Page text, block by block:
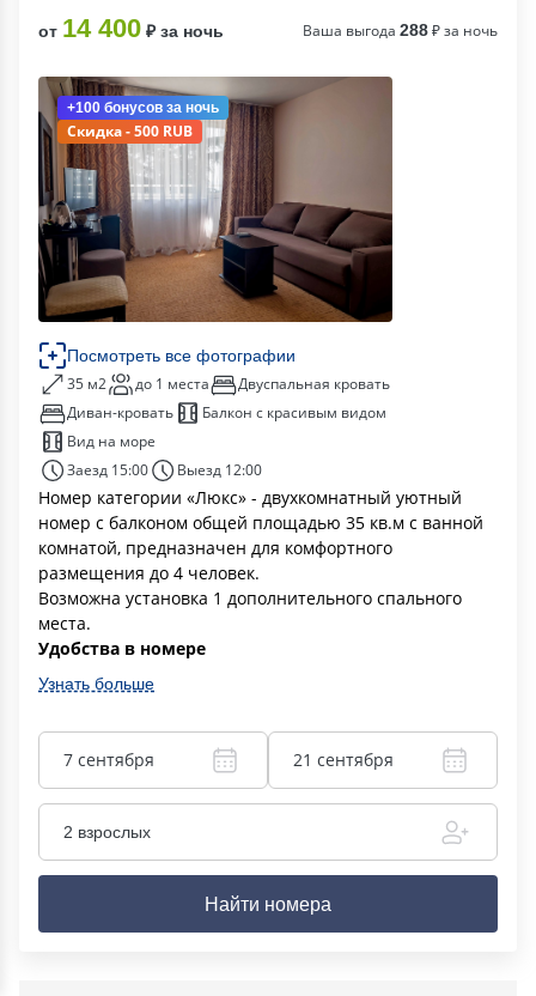
от 14 400 ₽ за ночь Ваша выгода 288₽ за ночь
+100 бонусов за ночь
Скидка - 500 RUB
Посмотреть все фотографии
35 м2 до 1 места
Двуспальная кровать
Диван-кровать
Балкон с красивым видом
Вид на море
Заезд 15:00
Выезд 12:00
Номер категории «Люкс» - двухкомнатный уютный
номер с балконом общей площадью 35 кв.м с ванной
комнатой, предназначен для комфортного
размещения до 4 человек.
Возможна установка 1 дополнительного спального
места.
Удобства в номере
Узнать больше
7 сентября 21 сентября
2 взрослых
Найти номера